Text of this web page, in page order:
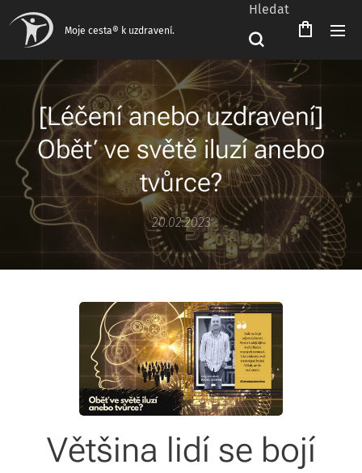
Moje cesta® k uzdravení.
Hledat
[Léčení anebo uzdravení]
Oběť ve světě iluzí anebo
tvůrce?
20.02.2023
Většina lidí se bojí